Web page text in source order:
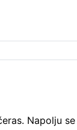
Napolju se